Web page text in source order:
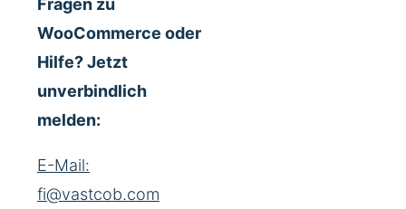
WooCommerce oder
Hilfe? Jetzt
unverbindlich
melden:
E-Mail:
fi@vastcob.com